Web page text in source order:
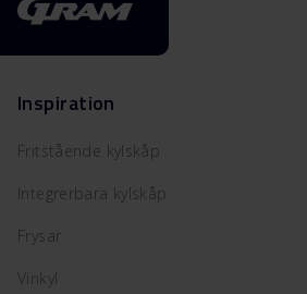
Inspiration
Fritstående kylskåp
Integrerbara kylskåp
Frysar
Vinkyl